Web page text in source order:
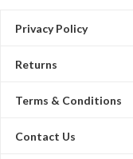
Privacy Policy
Returns
Terms & Conditions
Contact Us